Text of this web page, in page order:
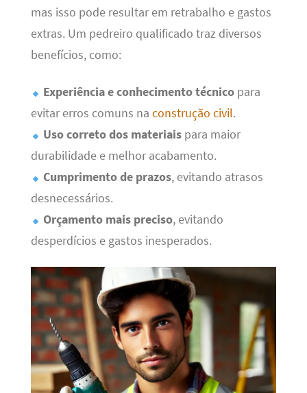
mas isso pode resultar em retrabalho e gastos
extras. Um pedreiro qualificado traz diversos
benefícios, como:
Experiência e conhecimento técnicopara
evitar erros comuns na construção civil.
Uso correto dos materiaispara maior
durabilidade e melhor acabamento.
Cumprimento de prazos, evitando atrasos
desnecessários.
Orçamento mais preciso, evitando
desperdícios e gastos inesperados.